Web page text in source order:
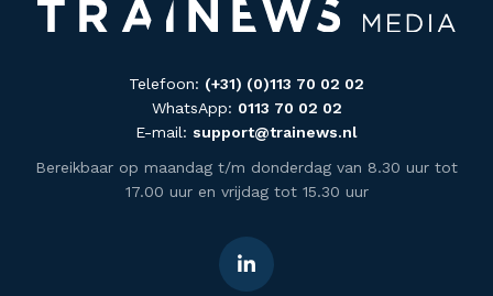
Telefoon: (+31) (0)113 70 02 02
WhatsApp: 0113 70 02 02
E-mail: support@trainews.nl
Bereikbaar op maandag t/m donderdag van 8.30 uur tot
17.00 uur en vrijdag tot 15.30 uur